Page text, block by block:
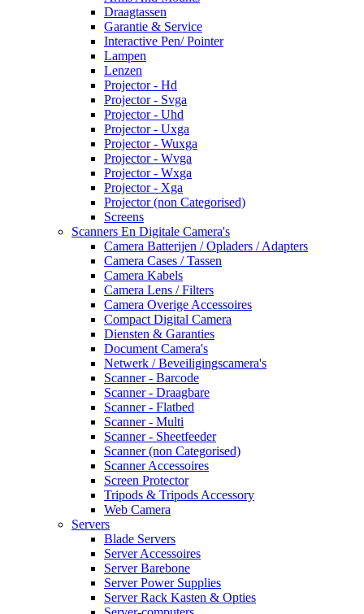
Draagtassen
Garantie & Service
Interactive Pen/ Pointer
Lampen
Lenzen
Projector - Hd
Projector - Svga
Projector - Uhd
Projector - Uxga
Projector - Wuxga
Projector - Wvga
Projector - Wxga
Projector - Xga
Projector (non Categorised)
Screens
Scanners En Digitale Camera's
Camera Batterijen / Opladers / Adapters
Camera Cases / Tassen
Camera Kabels
Camera Lens / Filters
Camera Overige Accessoires
Compact Digital Camera
Diensten & Garanties
Document Camera's
Netwerk / Beveiligingscamera's
Scanner - Barcode
Scanner - Draagbare
Scanner - Flatbed
Scanner - Multi
Scanner - Sheetfeeder
Scanner (non Categorised)
Scanner Accessoires
Screen Protector
Tripods & Tripods Accessory
Web Camera
Servers
Blade Servers
Server Accessoires
Server Barebone
Server Power Supplies
Server Rack Kasten & Opties